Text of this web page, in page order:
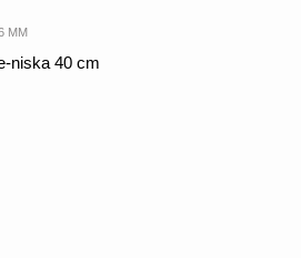
MM
niska 40 cm